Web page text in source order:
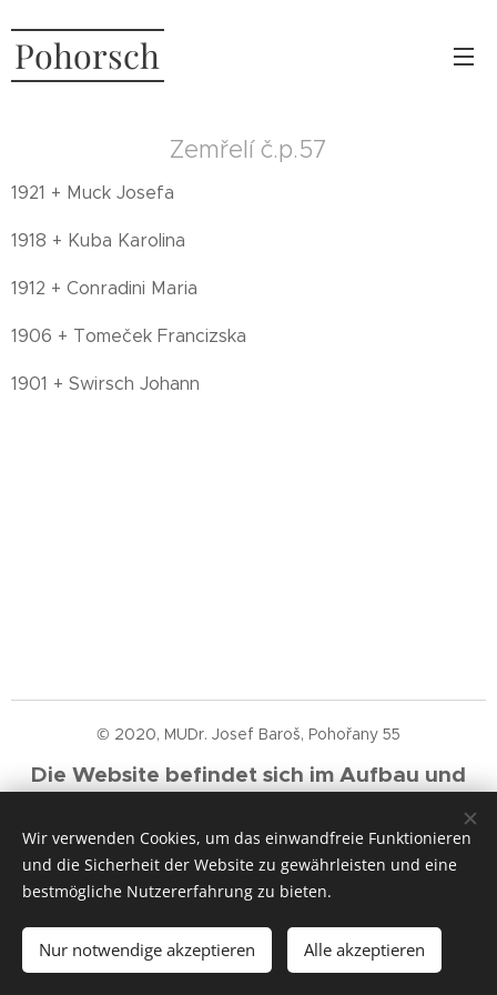
Pohorsch
Zemřelí č.p.57
1921 + Muck Josefa
1918 + Kuba Karolina
1912 + Conradini Maria
1906 + Tomeček Francizska
1901 + Swirsch Johann
© 2020, MUDr. Josef Baroš, Pohořany 55
Die Website befindet sich im Aufbau und
wird schrittweise mit neuen Erkenntnissen
aktualisiert.
Cookies
Sprachen
Čeština
Deutsch
Wir verwenden Cookies, um das einwandfreie Funktionieren
und die Sicherheit der Website zu gewährleisten und eine
bestmögliche Nutzererfahrung zu bieten.
Nur notwendige akzeptieren Alle akzeptieren